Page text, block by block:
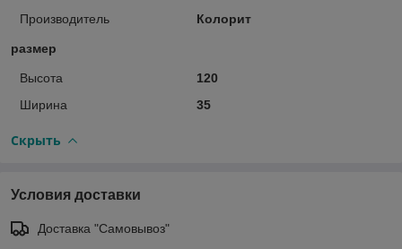
Производитель
Колорит
размер
Высота
120
Ширина
35
Скрыть
Условия доставки
Доставка "Самовывоз"